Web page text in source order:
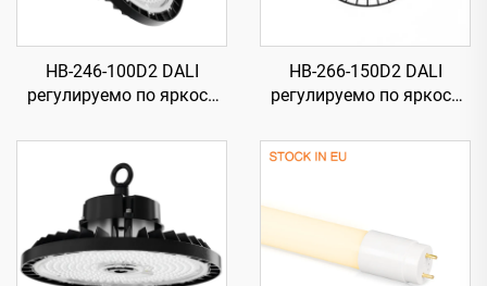
HB-246-100D2 DALI
регулируемо по яркост
Вт 100 Вт 18500 лм UFO
LED високомонтажно
осветление
HB-266-150D2 DALI
регулируемо по яркост
Вт 150 Вт 27750 лм UFO
LED високомонтажно